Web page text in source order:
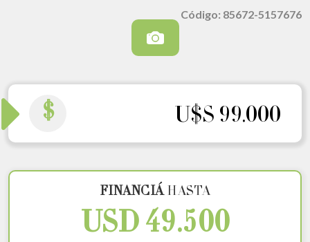
Código: 85672-5157676
$ U$S 99.000
FINANCIÁHASTA
USD 49.500